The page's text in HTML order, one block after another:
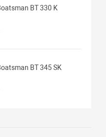
BT 330 K
BT 345 SK